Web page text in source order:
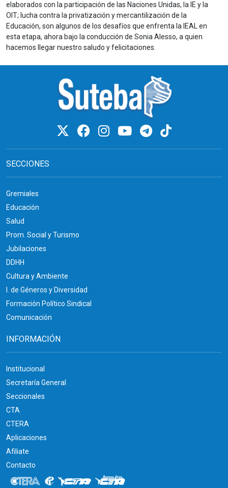
elaborados con la participación de las Naciones Unidas, la IE y la
OIT; lucha contra la privatización y mercantilización de la
Educación, son algunos de los desafíos que enfrenta la IEAL en
esta etapa, ahora bajo la conducción de Sonia Alesso, a quien
hacemos llegar nuestro saludo y felicitaciones.
SECCIONES
Gremiales
Educación
Salud
Prom. Social y Turismo
Jubilaciones
DDHH
Cultura y Ambiente
I. de Géneros y Diversidad
Formación Político Sindical
Comunicación
INFORMACIÓN
Institucional
Secretaría General
Seccionales
CTA
CTERA
Aplicaciones
Afiliate
Contacto